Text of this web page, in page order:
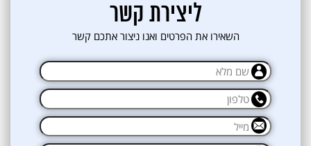
ליצירת קשר
השאירו את הפרטים ואנו ניצור אתכם קשר